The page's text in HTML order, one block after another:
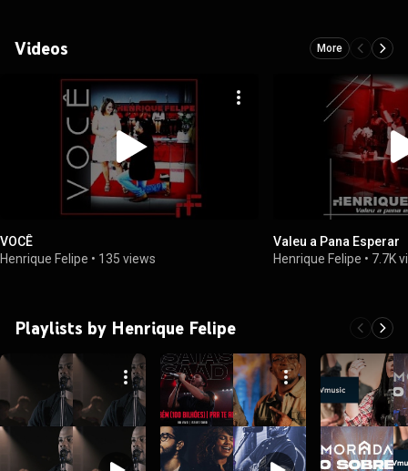
Videos More
VOCÊ
Henrique Felipe • 135 views
Valeu a Pana Esperar
Henrique Felipe • 7.7K
Playlists by Henrique Felipe